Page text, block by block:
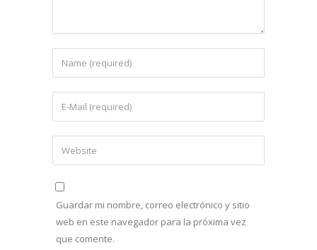
Guardar mi nombre, correo electrónico y sitio
web en este navegador para la próxima vez
que comente.